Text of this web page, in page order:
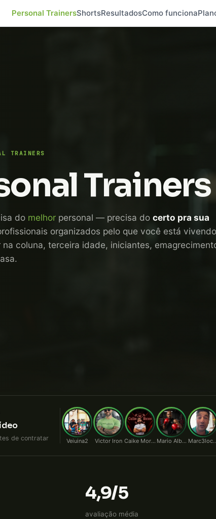
Personal TrainersShortsResultadosComo funciona
TRAINERS
Trainers
do melhor personal — precisa do certo pra sua
organizados pelo que você está
coluna, terceira idade, iniciantes,
de contratar Veiuina2 Victor Iron Caike MoraesMario Alberto
4,9/5
avaliação média